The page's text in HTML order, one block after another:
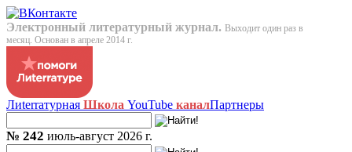
Электронный литературный журнал. Выходит один раз в
месяц. Основан в апреле 2014 г.
Лиterraтурная Школа YouTube каналПартнеры
№ 242 июль-август 2026 г.